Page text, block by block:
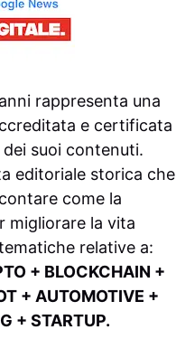
rappresenta una
e certificata
suoi contenuti.
editoriale storica che
come la
migliorare la vita
relative a:
+ BLOCKCHAIN +
+ AUTOMOTIVE +
+ STARTUP.